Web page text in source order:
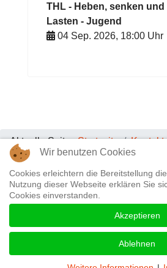
THL - Heben, senken
Lasten - Jugend
04 Sep. 2026, 18:00 Uhr
Aktuelle Seite:Startseite Kontakt
Datenschutz & Impressum|Kontakt
Wir benutzen Cookies
Cookies erleichtern die Bereitstellung
Nutzung dieser Webseite erklären Sie
Cookies einverstanden.
Akzeptieren
Ablehnen